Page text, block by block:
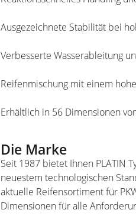
Ausgezeichnete Stabilität bei
Verbesserte Wasserableitung
Reifenmischung mit einem
Erhältlich in 56 Dimensionen
Die Marke
Seit 1987 bietet Ihnen PLATIN
neuestem technologischen
aktuelle Reifensortiment für
Dimensionen für alle